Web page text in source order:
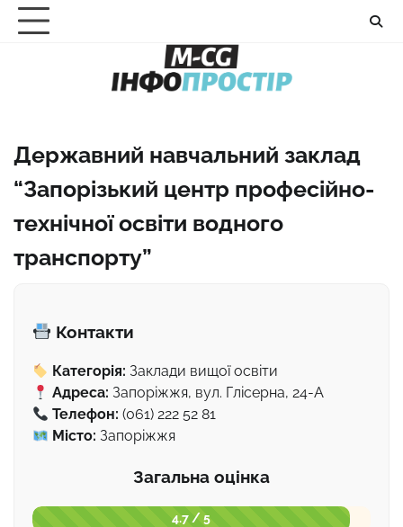
Перейти
Державний навчальний заклад
“Запорізький центр професійно-
технічної освіти водного
транспорту”
Контакти
Категорія: Заклади вищої освіти
Адреса: Запоріжжя, вул. Глісерна, 24-А
Телефон: (061) 222 52 81
Місто: Запоріжжя
Загальна оцінка
4.7 / 5